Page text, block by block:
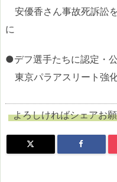
安優香さん事故死訴
に
●デフ選手たちに認定・
東京パラアスリート強化
よろしければシェアお